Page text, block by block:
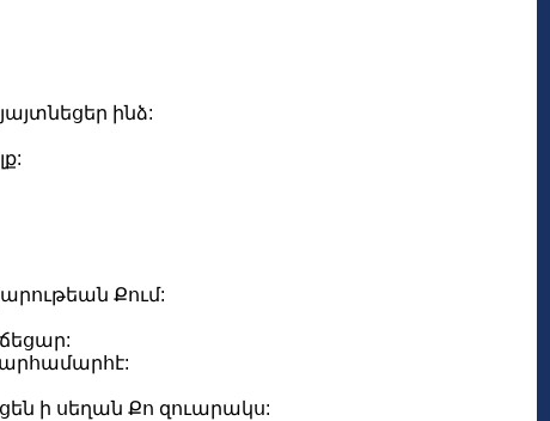
ինձ:
Քում:
ի սեղան Քո զուարակս: